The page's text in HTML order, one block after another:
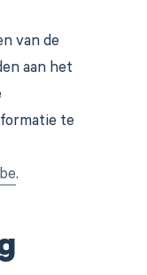
van de
aan het
te
.